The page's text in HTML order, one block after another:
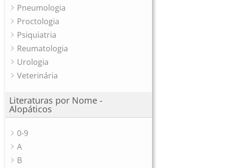
Pneumologia
Proctologia
Psiquiatria
Reumatologia
Urologia
Veterinária
Literaturas por Nome -
Alopáticos
0-9
A
B